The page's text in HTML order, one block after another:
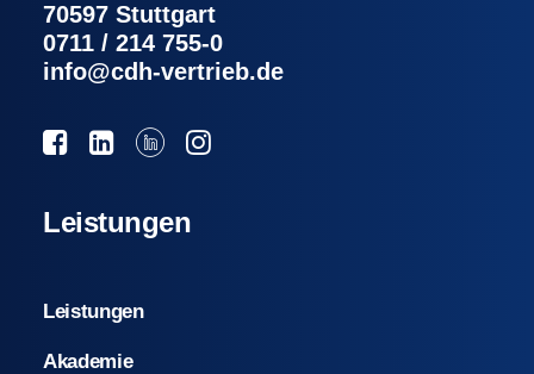
70597 Stuttgart
0711 / 214 755-0
info@cdh-vertrieb.de
Leistungen
Leistungen
Akademie